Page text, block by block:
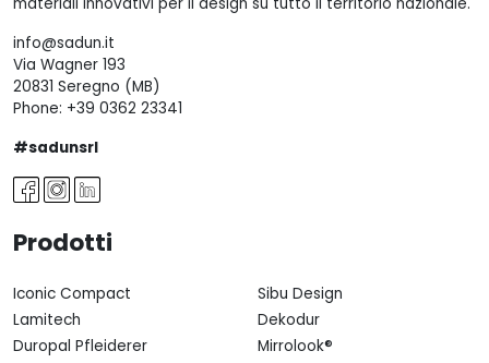
info@sadun.it
Via Wagner 193
20831 Seregno (MB)
Phone: +39 0362 23341
#sadunsrl
Prodotti
Iconic Compact
Sibu Design
Lamitech
Dekodur
Duropal Pfleiderer
Mirrolook®